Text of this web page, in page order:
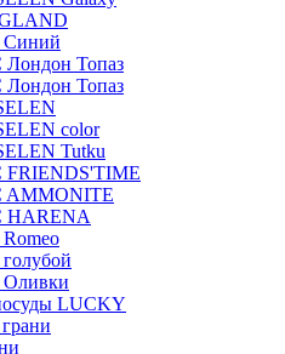
Синий
Топаз
Топаз
color
Tutku
AMMONITE
HARENA
LUCKY